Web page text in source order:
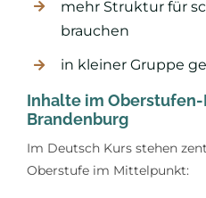
mehr Struktur für
brauchen
in kleiner Gruppe
Inhalte im
Brandenburg
Im Deutsch Kurs stehen
Oberstufe im Mittelpunkt: